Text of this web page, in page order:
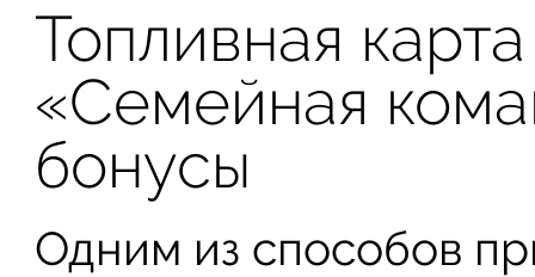
Топливная
«Семейная
бонусы
Одним из способов